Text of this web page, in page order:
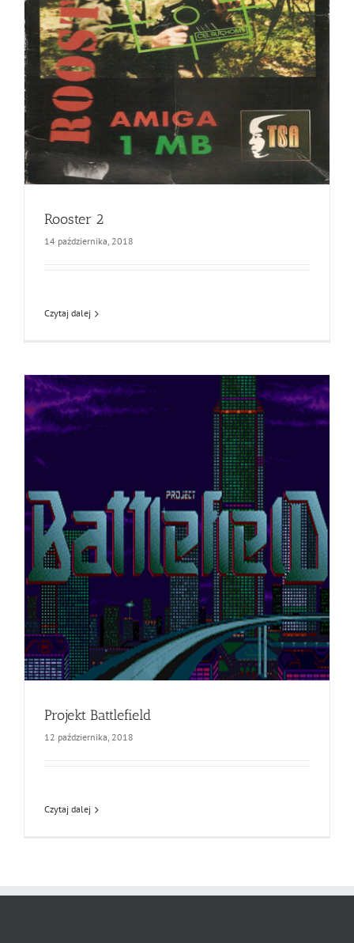
Rooster 2
14 października, 2018
Czytaj dalej
Projekt Battlefield
12 października, 2018
Czytaj dalej